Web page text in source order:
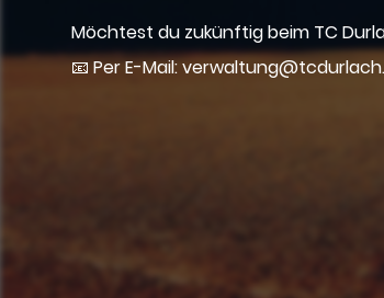
Möchtest du zukünftig beim TC
📧 Per E-Mail: